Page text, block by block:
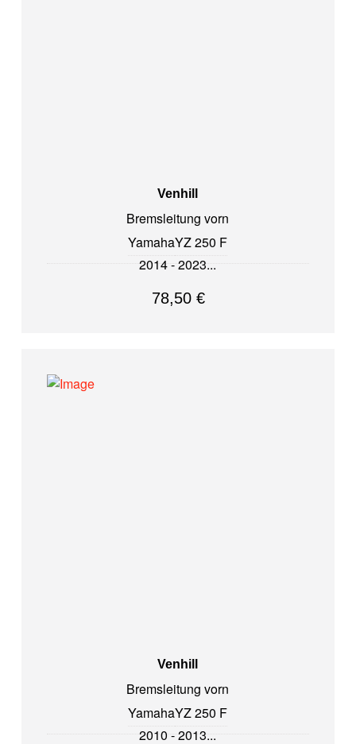
Venhill
Bremsleitung vorn
YamahaYZ 250 F
2014 - 2023
78,50 €
Venhill
Bremsleitung vorn
YamahaYZ 250 F
2010 - 2013